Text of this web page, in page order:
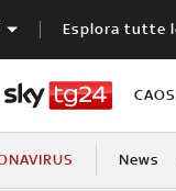
Esplora tutte
News